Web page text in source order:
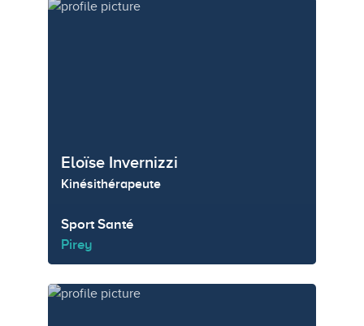
Eloïse Invernizzi
Kinésithérapeute
Sport Santé
Pirey